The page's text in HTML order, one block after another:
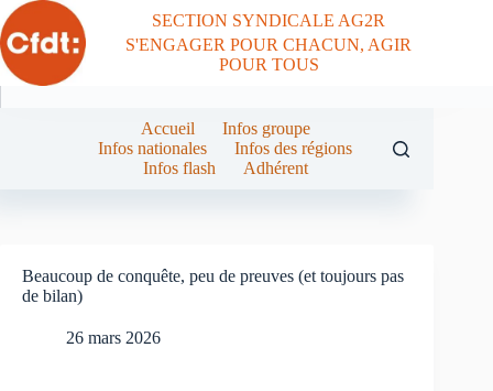
Passer
au
contenu
SECTION SYNDICALE AG2R
S'ENGAGER POUR CHACUN, AGIR
POUR TOUS
Accueil
Infos groupe
Infos nationales
Infos des régions
Infos flash
Adhérent
Beaucoup de conquête, peu de preuves (et toujours pas
de bilan)
26 mars 2026